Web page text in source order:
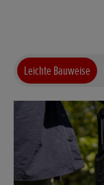
Leichte Bauweise